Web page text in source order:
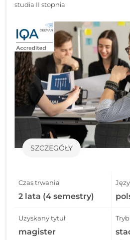
studia II stopnia
SZCZEGÓŁY
Czas trwania
2 lata (4 semestry)
Uzyskany tytuł
magister